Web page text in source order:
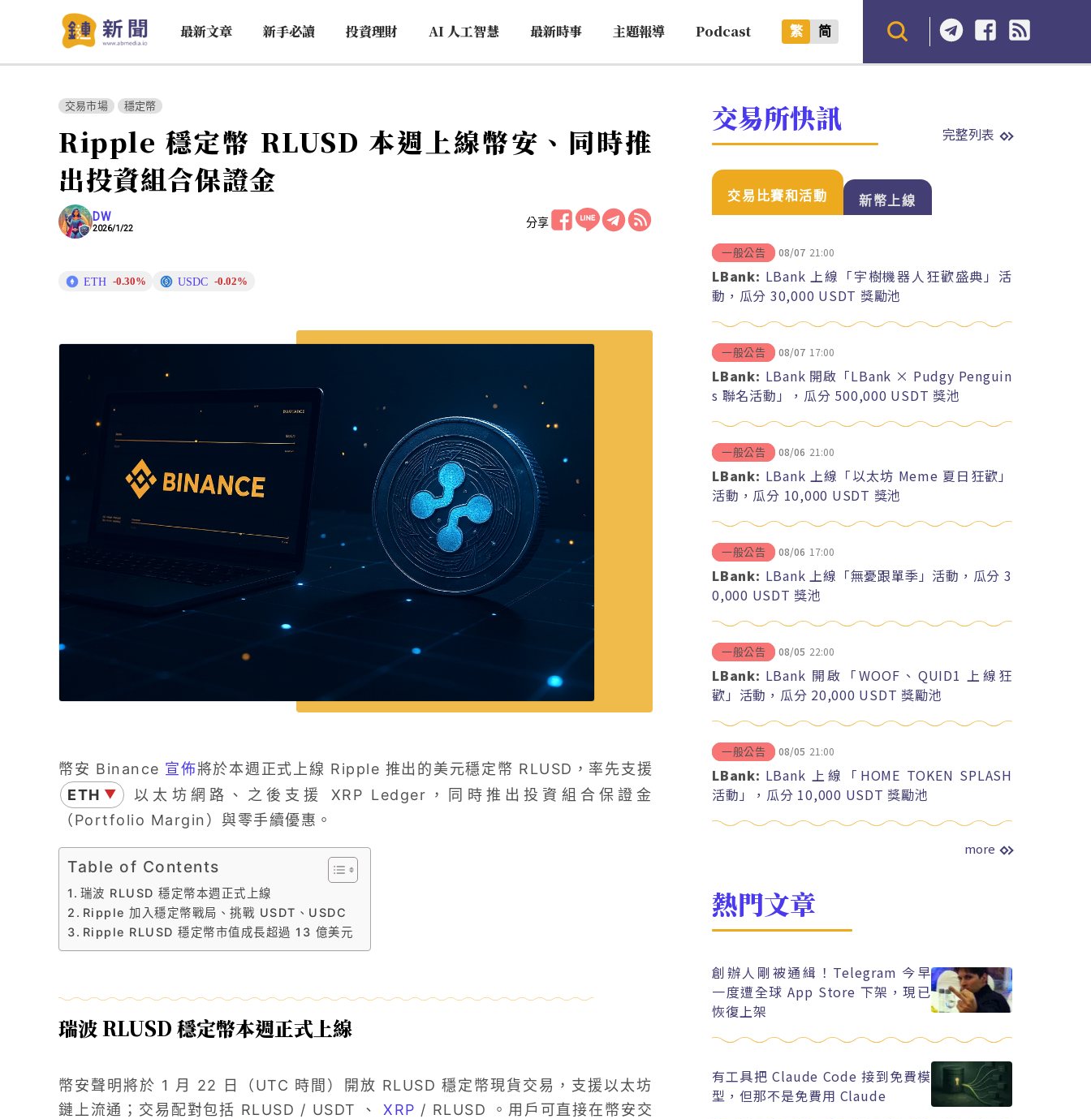
最新文章 新手必讀 投資理財 AI 人工智慧 最新時事 主題報導 Podcast 繁 简
交易市場 穩定幣
Ripple 穩定幣 RLUSD 本週上線幣安、同時推
出投資組合保證金
DW
2026/1/22 分享
ETH -0.30% USDC -0.02%
幣安 Binance 宣佈將於本週正式上線 Ripple 推出的美元穩定幣 RLUSD，率先支援
ETH ▼
以太坊網路、之後支援 XRP Ledger，同時推出投資組合保證金
（Portfolio Margin）與零手續優惠。
Table of Contents
瑞波 RLUSD 穩定幣本週正式上線
Ripple 加入穩定幣戰局、挑戰 USDT、USDC
Ripple RLUSD 穩定幣市值成長超過 13 億美元
瑞波 RLUSD 穩定幣本週正式上線
幣安聲明將於 1 月 22 日（UTC 時間）開放 RLUSD 穩定幣現貨交易，支援以太坊
鏈上流通；交易配對包括 RLUSD / USDT 、XRP / RLUSD 。用戶可直接在幣安交
交易所快訊 完整列表
交易比賽和活動 新幣上線
一般公告 08/07 21:00
LBank: LBank 上線「宇樹機器人狂歡盛典」活
動，瓜分 30,000 USDT 獎勵池
一般公告 08/07 17:00
LBank: LBank 開啟「LBank × Pudgy Penguin
s 聯名活動」，瓜分 500,000 USDT 獎池
一般公告 08/06 21:00
LBank: LBank 上線「以太坊 Meme 夏日狂歡」
活動，瓜分 10,000 USDT 獎池
一般公告 08/06 17:00
LBank: LBank 上線「無憂跟單季」活動，瓜分 3
0,000 USDT 獎池
一般公告 08/05 22:00
LBank: LBank 開啟「WOOF、QUID1 上線狂
歡」活動，瓜分 20,000 USDT 獎勵池
一般公告 08/05 21:00
LBank: LBank 上線「HOME TOKEN SPLASH
活動」，瓜分 10,000 USDT 獎勵池
more
熱門文章
創辦人剛被通緝！Telegram 今早
一度遭全球 App Store 下架，現已
恢復上架
有工具把 Claude Code 接到免費模
型，但那不是免費用 Claude